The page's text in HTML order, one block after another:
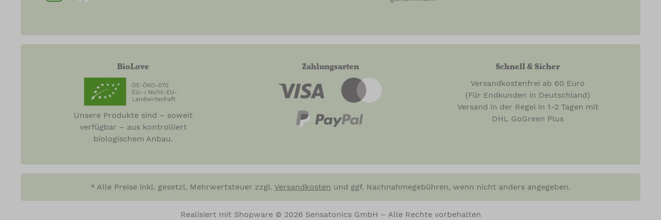
BioLove
Unsere Produkte sind – soweit
verfügbar – aus kontrolliert
biologischem Anbau.
Zahlungsarten Schnell & Sicher
Versandkostenfrei ab 60 Euro
(Für Endkunden in Deutschland)
Versand in der Regel in 1-2 Tagen mit
DHL GoGreen Plus
* Alle Preise inkl. gesetzl. Mehrwertsteuer zzgl. Versandkosten und ggf. Nachnahmegebühren, wenn nicht anders angegeben.
Realisiert mit Shopware © 2026 Sensatonics GmbH – Alle Rechte vorbehalten